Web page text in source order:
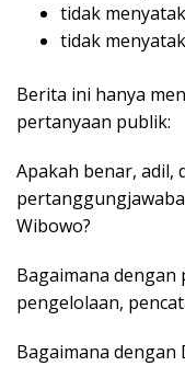
tidak
tidak
Berita ini hanya
pertanyaan publik:
Apakah benar, adil,
Wibowo?
Bagaimana dengan
pengelolaan,
Bagaimana dengan